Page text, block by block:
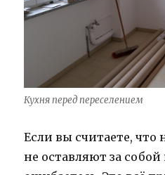
Кухня перед переселением
Если вы считаете, что
не оставляют за